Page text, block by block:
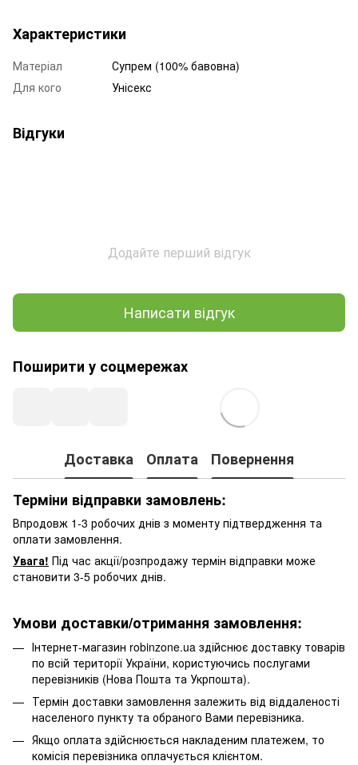
Характеристики
Матеріал
Супрем (100% бавовна)
Для кого
Унісекс
Відгуки
Додайте перший відгук
Написати відгук
Поширити у соцмережах
Доставка Оплата
Повернення
Терміни відправки замовлень:
Впродовж 1-3 робочих днів з моменту підтвердження та
оплати замовлення.
Увага! Під час акції/розпродажу термін відправки може
становити 3-5 робочих днів.
Умови доставки/отримання замовлення:
Інтернет-магазин robinzone.ua здійснює доставку товарів
по всій території України, користуючись послугами
перевізників (Нова Пошта та Укрпошта).
Термін доставки замовлення залежить від віддаленості
населеного пункту та обраного Вами перевізника.
Якщо оплата здійснюється накладеним платежем, то
комісія перевізника оплачується клієнтом.